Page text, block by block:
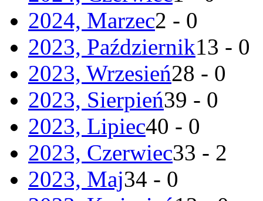
2024, Marzec2 - 0
2023, Październik13 - 0
2023, Wrzesień28 - 0
2023, Sierpień39 - 0
2023, Lipiec40 - 0
2023, Czerwiec33 - 2
2023, Maj34 - 0